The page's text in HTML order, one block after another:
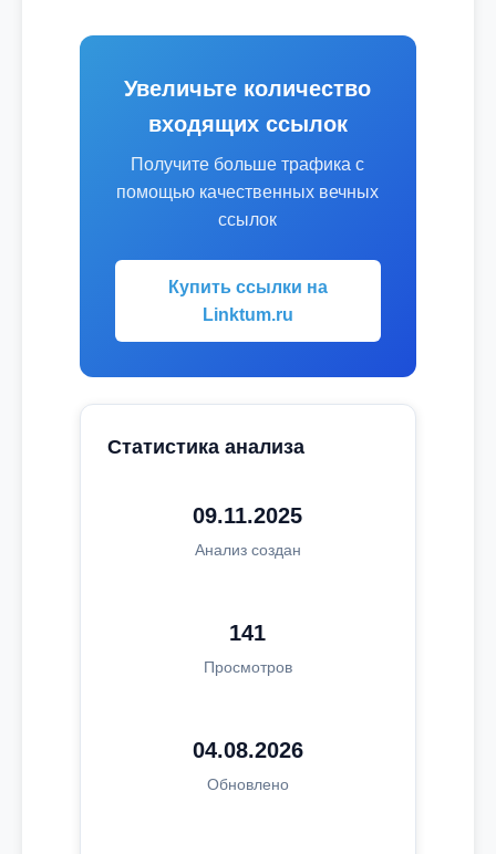
Увеличьте количество
входящих ссылок
Получите больше трафика с
помощью качественных вечных
ссылок
Купить ссылки на
Linktum.ru
Статистика анализа
09.11.2025
Анализ создан
141
Просмотров
04.08.2026
Обновлено